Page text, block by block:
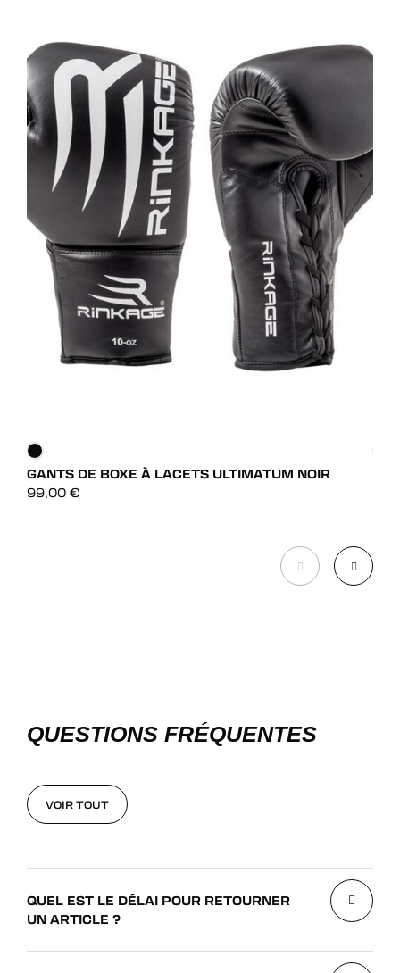
GANTS DE BOXE À LACETS ULTIMATUM NOIR
99,00 €
QUESTIONS FRÉQUENTES
VOIR TOUT
QUEL EST LE DÉLAI POUR RETOURNER
UN ARTICLE ?